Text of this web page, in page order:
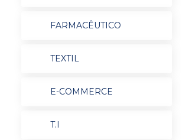
FARMACÊUTICO
TEXTIL
E-COMMERCE
T.I